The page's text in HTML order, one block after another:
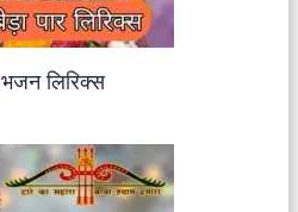
भजन लिरिक्स